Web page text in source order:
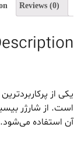
Reviews (0)
آن استفاده می‌شود.